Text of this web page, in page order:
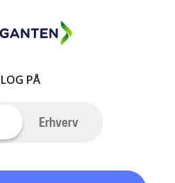
LOG PÅ
Erhverv